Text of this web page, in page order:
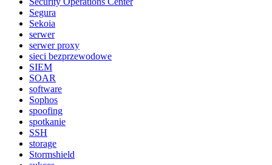
Segura
Sekoia
serwer
serwer proxy
sieci bezprzewodowe
SIEM
SOAR
software
Sophos
spoofing
spotkanie
SSH
storage
Stormshield